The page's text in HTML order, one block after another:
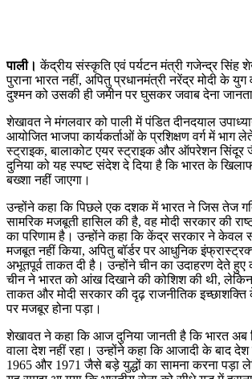
पाली। केंद्रीय संस्कृति एवं पर्यटन मंत्री गजेन्द्र सिंह
पुराना भारत नहीं, अपितु प्रधानमंत्री नरेंद्र मोदी के युग
दुश्मन को उसकी ही जमीन पर घुसकर जवाब देना
शेखावत ने मंगलवार को पाली में पंडित दीनदयाल
आयोजित भाजपा कार्यकर्ताओं के प्रशिक्षण वर्ग में भाग
स्ट्राइक, बालाकोट एयर स्ट्राइक और ऑपरेशन सिंदूर
दुनिया को यह स्पष्ट संदेश दे दिया है कि भारत के
बख्शा नहीं जाएगा।
उन्होंने कहा कि पिछले एक दशक में भारत ने जिस तेज
सामरिक मजबूती हासिल की है, वह मोदी सरकार की
का परिणाम है। उन्होंने कहा कि केंद्र सरकार ने केवल
मजबूत नहीं किया, अपितु बॉर्डर पर आधुनिक
अभूतपूर्व ताकत दी है। उन्होंने चीन का उदाहरण देते
चीन ने भारत को आंख दिखाने की कोशिश की थी, लेकिन
ताकत और मोदी सरकार की दृढ़ राजनीतिक
पर मजबूर होना पड़ा।
शेखावत ने कहा कि आज दुनिया जानती है कि भारत अब
वाला देश नहीं रहा। उन्होंने कहा कि आजादी के बाद
1965 और 1971 जैसे बड़े युद्धों का सामना करना पड़ा